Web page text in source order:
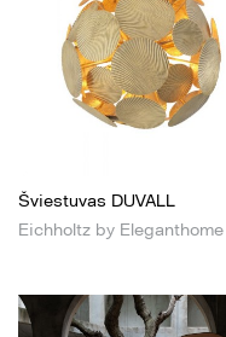
Šviestuvas DUVALL
Eichholtz by Eleganthome